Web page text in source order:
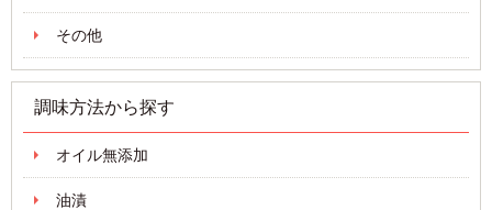
その他
調味方法から探す
オイル無添加
油漬